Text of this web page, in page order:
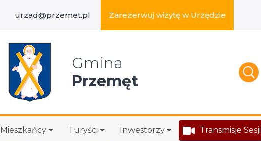
urzad@przemet.pl Zarezerwuj wizytę w Urzędzie
Gmina
Przemęt
Mieszkańcy Turyści Inwestorzy Transmisje Sesji
Wyszukaj w serwisie